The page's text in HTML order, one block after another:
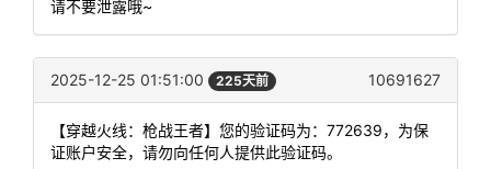
请不要泄露哦~
2025-12-25 01:51:00 225天前 10691627
【穿越火线：枪战王者】您的验证码为：772639，为保
证账户安全，请勿向任何人提供此验证码。